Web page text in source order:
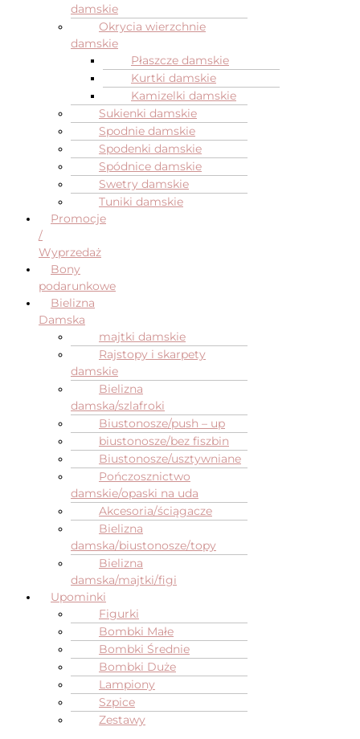
damskie
Okrycia wierzchnie
damskie
Płaszcze damskie
Kurtki damskie
Kamizelki damskie
Sukienki damskie
Spodnie damskie
Spodenki damskie
Spódnice damskie
Swetry damskie
Tuniki damskie
Promocje
/
Wyprzedaż
Bony
podarunkowe
Bielizna
Damska
majtki damskie
Rajstopy i skarpety
damskie
Bielizna
damska/szlafroki
Biustonosze/push – up
biustonosze/bez fiszbin
Biustonosze/usztywniane
Pończosznictwo
damskie/opaski na uda
Akcesoria/ściągacze
Bielizna
damska/biustonosze/topy
Bielizna
damska/majtki/figi
Upominki
Figurki
Bombki Małe
Bombki Średnie
Bombki Duże
Lampiony
Szpice
Zestawy